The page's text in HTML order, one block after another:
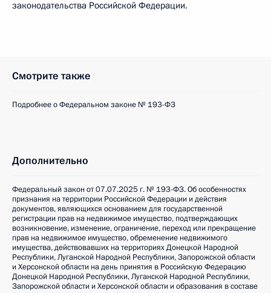
законодательства Российской Федерации.
Смотрите также
Подробнее о Федеральном законе № 193-ФЗ
Дополнительно
Федеральный закон от 07.07.2025 г. № 193-ФЗ. Об особенностях
признания на территории Российской Федерации и действия
документов, являющихся основанием для государственной
регистрации прав на недвижимое имущество, подтверждающих
возникновение, изменение, ограничение, переход или прекращение
прав на недвижимое имущество, обременение недвижимого
имущества, действовавших на территориях Донецкой Народной
Республики, Луганской Народной Республики, Запорожской области
и Херсонской области на день принятия в Российскую Федерацию
Донецкой Народной Республики, Луганской Народной Республики,
Запорожской области и Херсонской области и образования в составе